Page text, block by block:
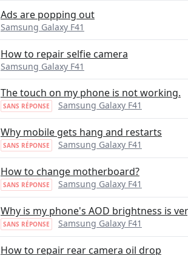
Ads are popping out
Samsung Galaxy F41
How to repair selfie camera
Samsung Galaxy F41
The touch on my phone is not working.
SANS RÉPONSE Samsung Galaxy F41
Why mobile gets hang and restarts
SANS RÉPONSE Samsung Galaxy F41
How to change motherboard?
SANS RÉPONSE Samsung Galaxy F41
Why is my phone's AOD brightness is
SANS RÉPONSE Samsung Galaxy F41
How to repair rear camera oil drop